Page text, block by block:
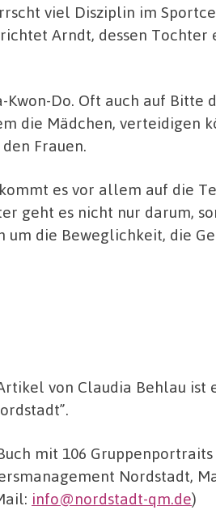
viel Disziplin im
Arndt, dessen
Do. Oft auch auf Bitte
die Mädchen, verteidigen
Frauen.
es vor allem auf die
geht es nicht nur darum,
die Beweglichkeit, die
von Claudia Behlau ist
mit 106
Nordstadt,
info@nordstadt-qm.de)